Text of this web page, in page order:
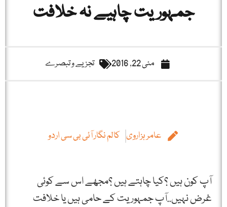
جمہوریت چاہیے نہ خلافت
مئی 22, 2016 تجزیے و تبصرے
عامر ہزاروی کالم نگار آئی بی سی اردو
آپ کون ہیں ؟کیا چاہتے ہیں ؟مجھے اس سے کوئی
غرض نہیں..آپ جمہوریت کے حامی ہیں یا خلافت